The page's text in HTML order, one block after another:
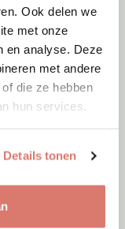
Ook delen we
met onze
en analyse. Deze
met andere
die ze hebben
hun services.
Details tonen